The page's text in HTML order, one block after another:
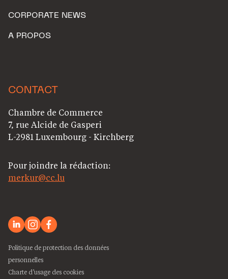
CORPORATE NEWS
A PROPOS
CONTACT
Chambre de Commerce
7, rue Alcide de Gasperi
L-2981 Luxembourg - Kirchberg
Pour joindre la rédaction:
merkur@cc.lu
Politique de protection des données
personnelles
Charte d’usage des cookies